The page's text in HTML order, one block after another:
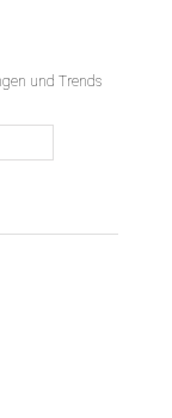
und Trends